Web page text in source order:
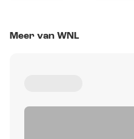
Meer van WNL